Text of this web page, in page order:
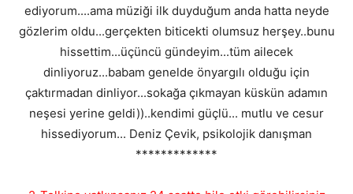
ediyorum....ama müziği ilk duyduğum anda hatta neyde
gözlerim oldu...gerçekten biticekti olumsuz herşey..bunu
hissettim...üçüncü gündeyim...tüm ailecek
dinliyoruz...babam genelde önyargılı olduğu için
çaktırmadan dinliyor...sokağa çıkmayan küskün adamın
neşesi yerine geldi))..kendimi güçlü... mutlu ve cesur
hissediyorum... Deniz Çevik, psikolojik danışman
*************